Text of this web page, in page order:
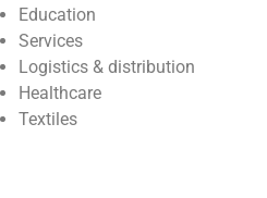
Education
Services
Logistics & distribution
Healthcare
Textiles